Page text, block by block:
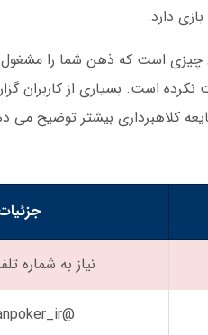
است. بسیاری از کاربران
کلاهبرداری بیشتر توضیح می
نیاز به شماره
@persianpoker_ir